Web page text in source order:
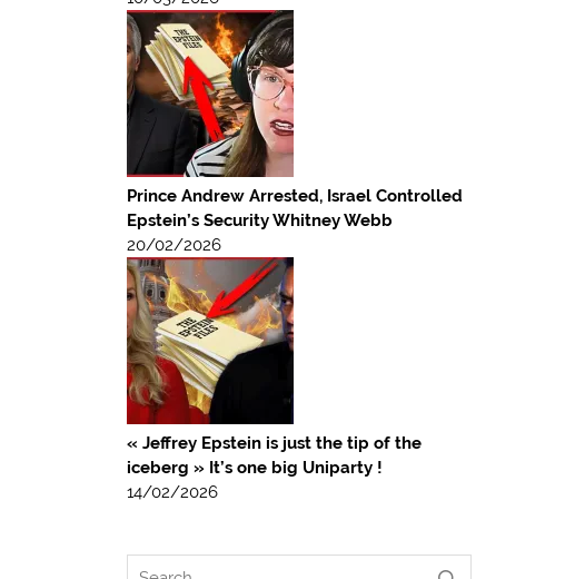
Prince Andrew Arrested, Israel Controlled
Epstein’s Security Whitney Webb
20/02/2026
« Jeffrey Epstein is just the tip of the
iceberg » It’s one big Uniparty !
14/02/2026